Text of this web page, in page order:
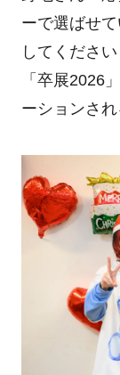
ーで選ばせ
してくださ
「卒展2026
ーションさ